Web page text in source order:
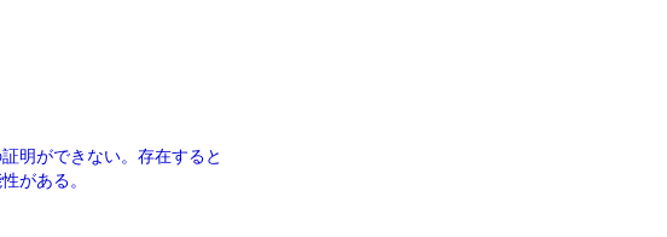
明ができない。存在すると
がある。